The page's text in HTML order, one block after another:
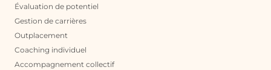
Évaluation de potentiel
Gestion de carrières
Outplacement
Coaching individuel
Accompagnement collectif